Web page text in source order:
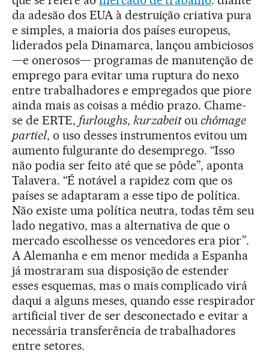
da adesão dos EUA à destruição criativa pura
e simples, a maioria dos países europeus,
liderados pela Dinamarca, lançou ambiciosos
—e onerosos— programas de manutenção de
emprego para evitar uma ruptura do nexo
entre trabalhadores e empregados que piore
ainda mais as coisas a médio prazo. Chame-
se de ERTE, furloughs, kurzabeitouchômage
partiel, o uso desses instrumentos evitou um
aumento fulgurante do desemprego. “Isso
não podia ser feito até que se pôde”, aponta
Talavera. “É notável a rapidez com que os
países se adaptaram a esse tipo de política.
Não existe uma política neutra, todas têm seu
lado negativo, mas a alternativa de que o
mercado escolhesse os vencedores era pior”.
A Alemanha e em menor medida a Espanha
já mostraram sua disposição de estender
esses esquemas, mas o mais complicado virá
daqui a alguns meses, quando esse respirador
artificial tiver de ser desconectado e evitar a
necessária transferência de trabalhadores
entre setores.